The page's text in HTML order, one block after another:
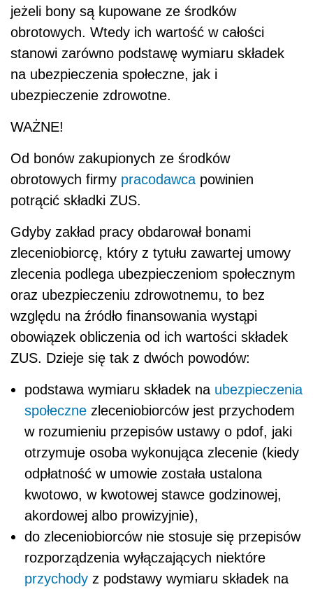
jeżeli bony są kupowane ze środków
obrotowych. Wtedy ich wartość w całości
stanowi zarówno podstawę wymiaru składek
na ubezpieczenia społeczne, jak i
ubezpieczenie zdrowotne.
WAŻNE!
Od bonów zakupionych ze środków
obrotowych firmy pracodawcapowinien
potrącić składki ZUS.
Gdyby zakład pracy obdarował bonami
zleceniobiorcę, który z tytułu zawartej umowy
zlecenia podlega ubezpieczeniom społecznym
oraz ubezpieczeniu zdrowotnemu, to bez
względu na źródło finansowania wystąpi
obowiązek obliczenia od ich wartości składek
ZUS. Dzieje się tak z dwóch powodów:
podstawa wymiaru składek na ubezpieczenia
społeczne zleceniobiorców jest przychodem
w rozumieniu przepisów ustawy o pdof, jaki
otrzymuje osoba wykonująca zlecenie (kiedy
odpłatność w umowie została ustalona
kwotowo, w kwotowej stawce godzinowej,
akordowej albo prowizyjnie),
do zleceniobiorców nie stosuje się przepisów
rozporządzenia wyłączających niektóre
przychody z podstawy wymiaru składek na